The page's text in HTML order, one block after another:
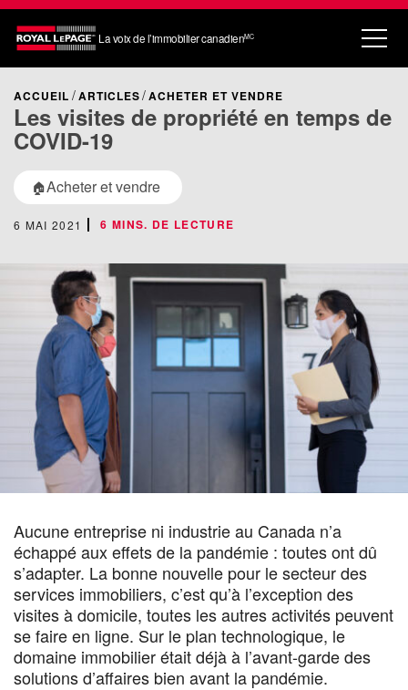
La voix de l’immobilier canadienMC
ACCUEIL ARTICLES ACHETER ET VENDRE
Les visites de propriété en temps de
COVID-19
🏠Acheter et vendre
6 MAI 2021 6 MINS. DE LECTURE
Aucune entreprise ni industrie au Canada n’a
échappé aux effets de la pandémie : toutes ont dû
s’adapter. La bonne nouvelle pour le secteur des
services immobiliers, c’est qu’à l’exception des
visites à domicile, toutes les autres activités peuvent
se faire en ligne. Sur le plan technologique, le
domaine immobilier était déjà à l’avant-garde des
solutions d’affaires bien avant la pandémie.